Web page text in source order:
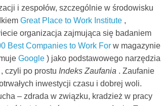
i zespołów, szczególnie w środowisku
Great Place to Work Institute ,
organizacja zajmująca się badaniem
Best Companies to Work For w magazynie
Google ) jako podstawowego narzędzia
czyli po prostu Indeks Zaufania . Zaufanie
inwestycji czasu i dobrej woli.
– zdrada w związku, kradzież w pracy